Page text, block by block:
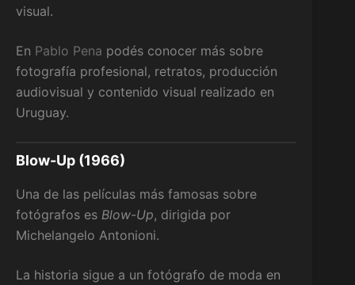
visual.
En Pablo Pena podés conocer más sobre
fotografía profesional, retratos, producción
audiovisual y contenido visual realizado en
Uruguay.
Blow-Up (1966)
Una de las películas más famosas sobre
fotógrafos es Blow-Up, dirigida por
Michelangelo Antonioni.
La historia sigue a un fotógrafo de moda en